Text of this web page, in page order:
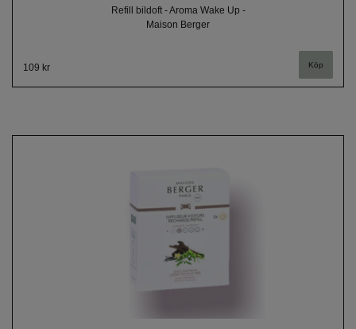
Refill bildoft - Aroma Wake Up -
Maison Berger
109 kr